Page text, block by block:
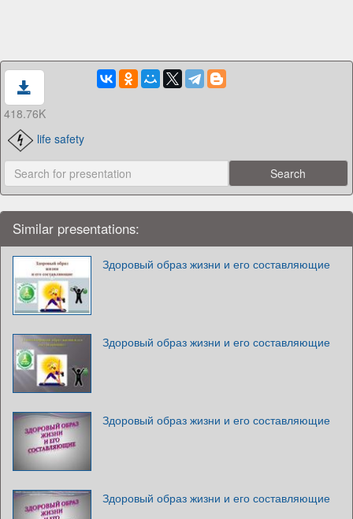
418.76K
life safety
Similar presentations:
Здоровый образ жизни и его составляющие
Здоровый образ жизни и его составляющие
Здоровый образ жизни и его составляющие
Здоровый образ жизни и его составляющие